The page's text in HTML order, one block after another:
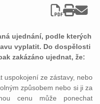
ujednání, podle kterých
vyplatit. Do dospělosti
zakázáno ujednat, že:
uspokojení ze zástavy, nebo
způsobem nebo si ji za
cenu může ponechat